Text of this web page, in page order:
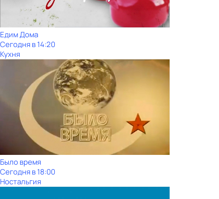
Едим Дома
Сегодня в 14:20
Кухня
Было время
Сегодня в 18:00
Ностальгия